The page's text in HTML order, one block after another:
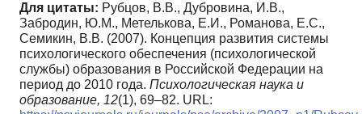
Для цитаты: Рубцов, В.В., Дубровина, И.В.,
Забродин, Ю.М., Метелькова, Е.И., Романова, Е.С.,
Семикин, В.В. (2007). Концепция развития системы
психологического обеспечения (психологической
службы) образования в Российской Федерации на
период до 2010 года. Психологическая наука и
образование, 12(1), 69–82. URL: